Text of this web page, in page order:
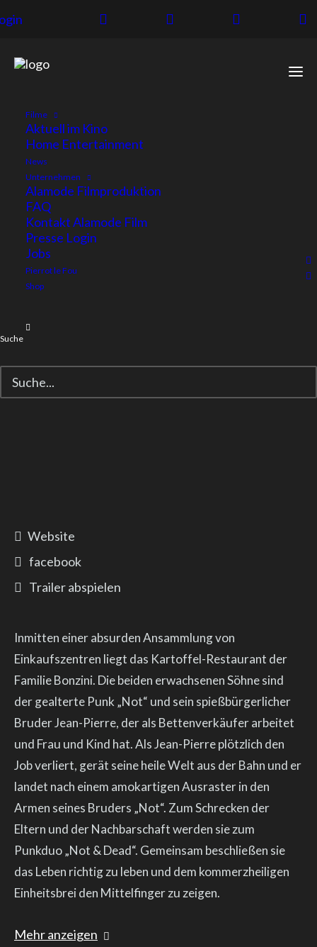
Filme
Aktuell im Kino
Home Entertainment
News
Unternehmen
Alamode Filmproduktion
FAQ
Kontakt Alamode Film
Presse Login
Jobs
Pierrot le Fou
Shop
Suche
Website
facebook
Trailer abspielen
Inmitten einer absurden Ansammlung von
Einkaufszentren liegt das Kartoffel-Restaurant der
Familie Bonzini. Die beiden erwachsenen Söhne sind
der gealterte Punk „Not“ und sein spießbürgerlicher
Bruder Jean-Pierre, der als Bettenverkäufer arbeitet
und Frau und Kind hat. Als Jean-Pierre plötzlich den
Job verliert, gerät seine heile Welt aus der Bahn und er
landet nach einem amokartigen Ausraster in den
Armen seines Bruders „Not“. Zum Schrecken der
Eltern und der Nachbarschaft werden sie zum
Punkduo „Not & Dead“. Gemeinsam beschließen sie
das Leben richtig zu leben und dem kommerzheiligen
Einheitsbrei den Mittelfinger zu zeigen.
Mehr anzeigen